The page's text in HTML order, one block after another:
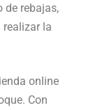
de rebajas,
realizar la
online
Con